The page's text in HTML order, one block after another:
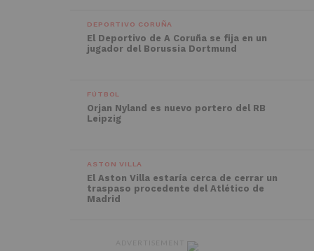
DEPORTIVO CORUÑA
El Deportivo de A Coruña se fija en un
jugador del Borussia Dortmund
FÚTBOL
Orjan Nyland es nuevo portero del RB
Leipzig
ASTON VILLA
El Aston Villa estaría cerca de cerrar un
traspaso procedente del Atlético de
Madrid